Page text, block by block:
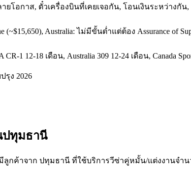
ยโอกาส, ตั๋วเครื่องบินที่เคยเจอกัน, โอนเงินระหว่างกั
(~$15,650), Australia: ไม่มีขั้นต่ำแต่ต้อง Assurance of
1 12-18 เดือน, Australia 309 12-24 เดือน, Canada
รุง 2026
ปทุมธานี
กค้าจาก ปทุมธานี ที่ใช้บริการวีซ่าคู่หมั้น/แต่งงานจำ